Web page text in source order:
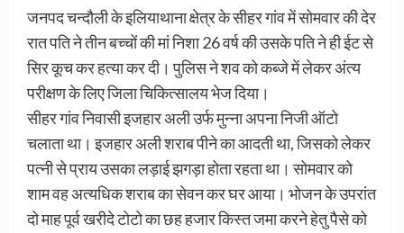
जनपद चन्दौली के इलियाथाना क्षेत्र के सीहर गांव में सोमवार की देर
रात पति ने तीन बच्चों की मां निशा 26 वर्ष की उसके पति ने ही ईट से
सिर कूच कर हत्या कर दी। पुलिस ने शव को कब्जे में लेकर अंत्य
परीक्षण के लिए जिला चिकित्सालय भेज दिया।
सीहर गांव निवासी इजहार अली उर्फ मुन्ना अपना निजी ऑटो
चलाता था। इजहार अली शराब पीने का आदती था, जिसको लेकर
पत्नी से प्राय उसका लड़ाई झगड़ा होता रहता था। सोमवार को
शाम वह अत्यधिक शराब का सेवन कर घर आया। भोजन के उपरांत
दो माह पूर्व खरीदे टोटो का छह हजार किस्त जमा करने हेतु पैसे को